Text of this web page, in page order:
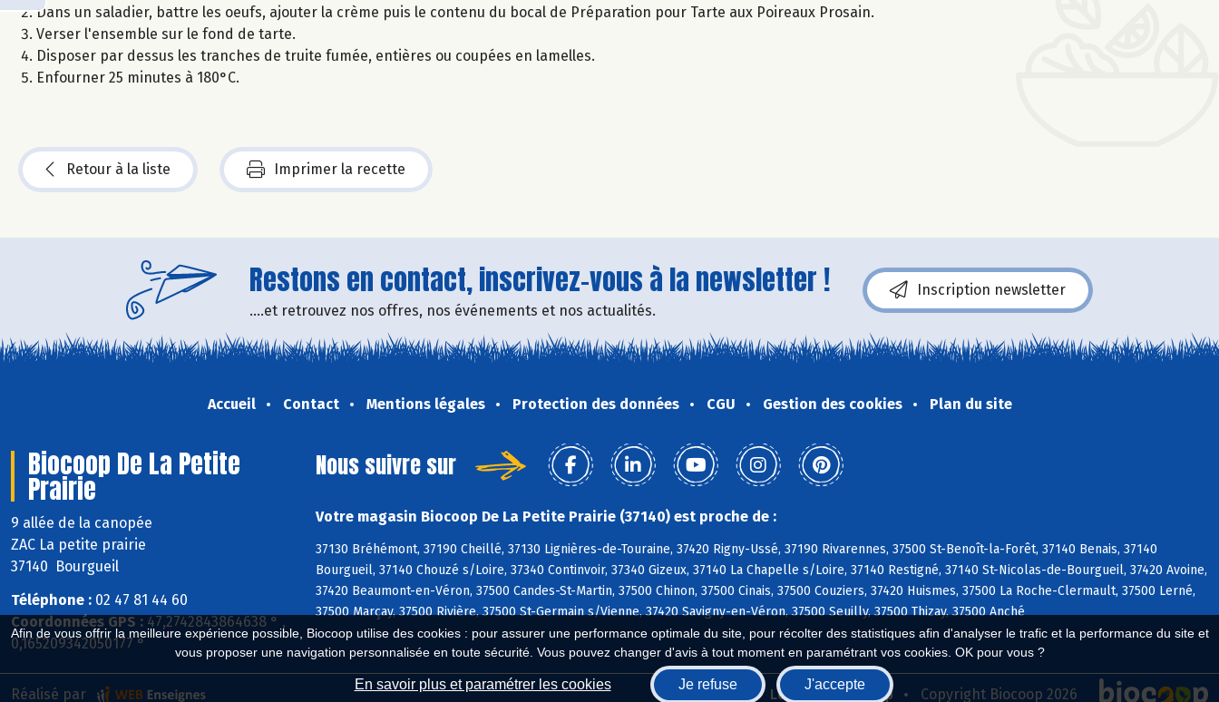
Afin de vous offrir la meilleure expérience possible, Biocoop utilise des cookies : pour assurer une performance optimale du site, pour récolter des statistiques afin d'analyser le trafic et la performance du site et
vous proposer une navigation personnalisée en toute sécurité. Vous pouvez changer d'avis à tout moment en paramétrant vos cookies. OK pour vous ?
En savoir plus et paramétrer les cookies Je refuse J'accepte
Dans un saladier, battre les oeufs, ajouter la crème puis le contenu du bocal de Préparation pour Tarte aux Poireaux Prosain.
Verser l'ensemble sur le fond de tarte.
Disposer par dessus les tranches de truite fumée, entières ou coupées en lamelles.
Enfourner 25 minutes à 180°C.
Retour à la liste Imprimer la recette
Restons en contact, inscrivez-vous à la newsletter !
....et retrouvez nos offres, nos événements et nos actualités.
Inscription newsletter
Accueil Contact Mentions légales Protection des données CGU Gestion des cookies Plan du site
Biocoop De La Petite
Prairie
9 allée de la canopée
ZAC La petite prairie
37140 Bourgueil
Téléphone : 02 47 81 44 60
Coordonnées GPS : 47,2742843864638 ° ,
0,165209342050177 °
Nous suivre sur
Votre magasin Biocoop De La Petite Prairie (37140) est proche de :
37130 Bréhémont, 37190 Cheillé, 37130 Lignières-de-Touraine, 37420 Rigny-Ussé, 37190 Rivarennes, 37500 St-Benoît-la-Forêt, 37140 Benais, 37140
Bourgueil, 37140 Chouzé s/Loire, 37340 Continvoir, 37340 Gizeux, 37140 La Chapelle s/Loire, 37140 Restigné, 37140 St-Nicolas-de-Bourgueil, 37420 Avoine,
37420 Beaumont-en-Véron, 37500 Candes-St-Martin, 37500 Chinon, 37500 Cinais, 37500 Couziers, 37420 Huismes, 37500 La Roche-Clermault, 37500 Lerné,
37500 Marçay, 37500 Rivière, 37500 St-Germain s/Vienne, 37420 Savigny-en-Véron, 37500 Seuilly, 37500 Thizay, 37500 Anché
Biocoop.fr Le réseau Biocoop Copyright Biocoop 2026
Réalisé par